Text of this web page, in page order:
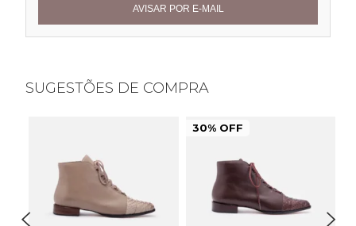
SUGESTÕES DE COMPRA
30% OFF